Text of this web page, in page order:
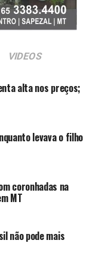
VIDEOS
alta nos preços;
levava o filho
coronhadas na
MT
não pode mais